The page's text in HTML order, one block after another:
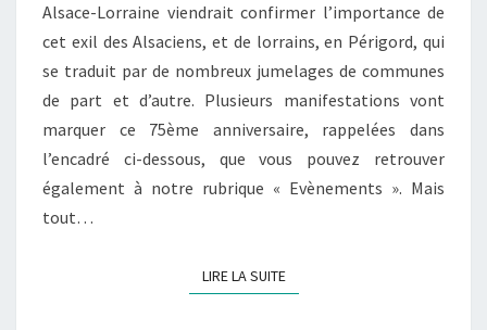
Alsace-Lorraine viendrait confirmer l’importance de
cet exil des Alsaciens, et de lorrains, en Périgord, qui
se traduit par de nombreux jumelages de communes
de part et d’autre. Plusieurs manifestations vont
marquer ce 75ème anniversaire, rappelées dans
l’encadré ci-dessous, que vous pouvez retrouver
également à notre rubrique « Evènements ». Mais
tout…
LIRE LA SUITELIRE LA SUITE